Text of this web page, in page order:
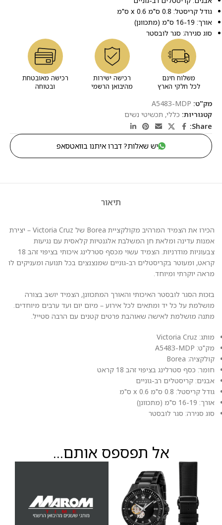
גודל קריסטל: 0.8 ס"מ x 0.6 ס"מ
אורך: 16-19 ס"מ (מתכוונן)
סוג סגירה: סגר לובסטר
משלוח חינם
לכל חלקי הארץ
רכישה ישירות
מהיבואן הרשמי
רכישה מאובטחת
ובטוחה
מק"ט: A5483-MDP
קטגוריות: כללי, תכשיטי נשים
Share:
יש שאלות? דברו איתנו בוואטסאפ
תיאור
הכירו את הצמיד המרהיב מקולקציית Borea של Victoria Cruz – יצירת
אמנות עדינה ומלאת חן המשלבת אלגנטיות קלאסית עם נגיעות
צבעוניות מודרניות. הצמיד עשוי מכסף סטרלינג איכותי בציפוי זהב 18
קראט, ומעוטר בקריסטלים רב-גוניים שמנצנצים בכל תנועה ומעניקים לו
מראה יוקרתי ומיוחד.
בזכות הסגר לובסטר האיכותי והאורך המתכוונן, הצמיד יושב בצורה
מושלמת על כל יד ומתאים לכל אירוע – מיום יום ועד ערבים מיוחדים.
מתנה מושלמת לאישה שאוהבת פרטים קטנים עם הרבה סטייל.
מותג: Victoria Cruz
מק"ט: A5483-MDP
קולקציה: Borea
חומר: כסף סטרלינג בציפוי זהב 18 קראט
אבנים: קריסטלים רב-גוניים
גודל קריסטל: 0.8 ס"מ x 0.6 ס"מ
אורך: 16-19 ס"מ (מתכוונן)
סוג סגירה: סגר לובסטר
אל תפספס אותם...